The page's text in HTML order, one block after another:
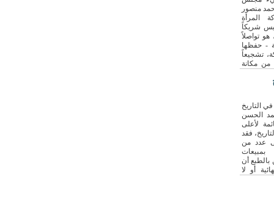
منصور
المرأة
شريكاً
هو تواصلاً
- حفظها
تشجيعاً
من مكانة
الريادي
الأعمال
في ذلك
إلى جانب
التاريخ
الحسن
لأعلى
فقد
عدد من
بالطبع أن
أو لا